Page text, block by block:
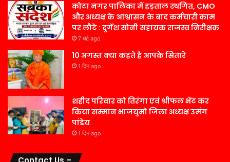
कोटा नगर पालिका में हड़ताल स्थगित, CMO
और अध्यक्ष के आश्वासन के बाद कर्मचारी काम
पर लौटे : दुर्गेश सोनी सहायक राजस्व निरीक्षक
7 घंटे ago
10 अगस्त क्या कहते है आपके सितारे
1 दिन ago
शहीद परिवार को तिरंगा एवं श्रीफल भेंट कर
किया सम्मान भाजयुमो जिला अध्यक्ष उमंग
पांडेय
1 दिन ago